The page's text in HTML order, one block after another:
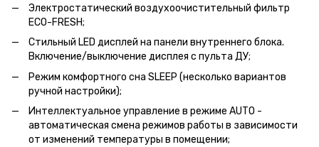
Электростатический воздухоочистительный фильтр
ЕСО-FRESH;
Стильный LED дисплей на панели внутреннего блока.
Включение/выключение дисплея с пульта ДУ;
Режим комфортного сна SLЕЕР (несколько вариантов
ручной настройки);
Интеллектуальное управление в режиме AUTO -
автоматическая смена режимов работы в зависимости
от изменений температуры в помещении;